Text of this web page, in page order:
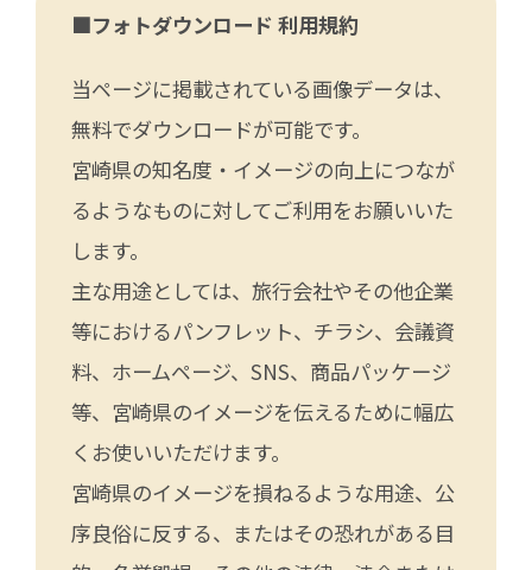
■フォトダウンロード 利用規約
当ページに掲載されている画像データは、
無料でダウンロードが可能です。
宮崎県の知名度・イメージの向上につなが
るようなものに対してご利用をお願いいた
します。
主な用途としては、旅行会社やその他企業
等におけるパンフレット、チラシ、会議資
料、ホームページ、SNS、商品パッケージ
等、宮崎県のイメージを伝えるために幅広
くお使いいただけます。
宮崎県のイメージを損ねるような用途、公
序良俗に反する、またはその恐れがある目